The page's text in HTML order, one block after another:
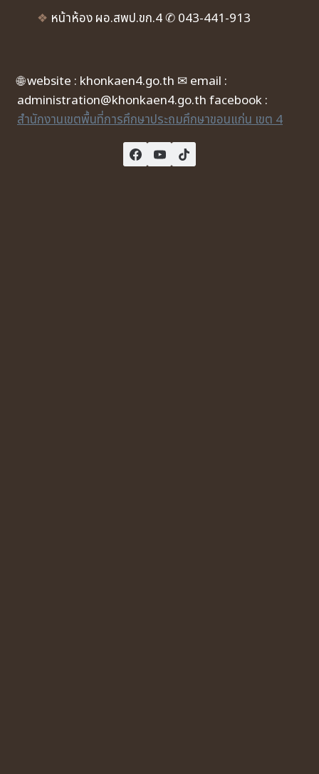
❖ หน้าห้อง ผอ.สพป.ขก.4 ✆ 043-441-913
🌐 website : khonkaen4.go.th ✉ email :
administration@khonkaen4.go.th facebook :
สำนักงานเขตพื้นที่การศึกษาประถมศึกษาขอนแก่น เขต 4